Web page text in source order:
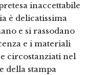
inaccettabile
è delicatissima
e si rassodano
e i materiali
circostanziati nel
della stampa